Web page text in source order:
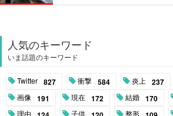
人気のキーワード
いま話題のキーワード
Twitter 827 衝撃 584 炎上 237
画像 191 現在 172 結婚 170
理由 子供 整形